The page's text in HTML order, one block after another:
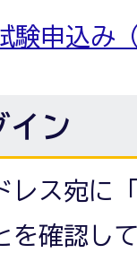
験申込み
イン
レス宛に
を確認し